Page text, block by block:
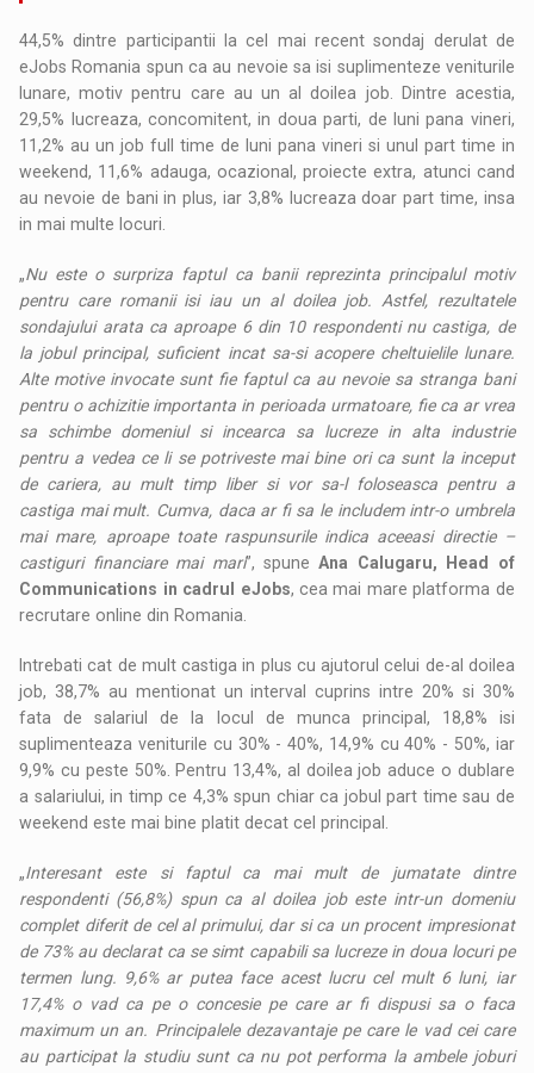
44,5% dintre participantii la cel mai recent sondaj derulat de
eJobs Romania spun ca au nevoie sa isi suplimenteze veniturile
lunare, motiv pentru care au un al doilea job. Dintre acestia,
29,5% lucreaza, concomitent, in doua parti, de luni pana vineri,
11,2% au un job full time de luni pana vineri si unul part time in
weekend, 11,6% adauga, ocazional, proiecte extra, atunci cand
au nevoie de bani in plus, iar 3,8% lucreaza doar part time, insa
in mai multe locuri.
„Nu este o surpriza faptul ca banii reprezinta principalul motiv
pentru care romanii isi iau un al doilea job. Astfel, rezultatele
sondajului arata ca aproape 6 din 10 respondenti nu castiga, de
la jobul principal, suficient incat sa-si acopere cheltuielile lunare.
Alte motive invocate sunt fie faptul ca au nevoie sa stranga bani
pentru o achizitie importanta in perioada urmatoare, fie ca ar vrea
sa schimbe domeniul si incearca sa lucreze in alta industrie
pentru a vedea ce li se potriveste mai bine ori ca sunt la inceput
de cariera, au mult timp liber si vor sa-l foloseasca pentru a
castiga mai mult. Cumva, daca ar fi sa le includem intr-o umbrela
mai mare, aproape toate raspunsurile indica aceeasi directie –
castiguri financiare mai mari”, spuneAna Calugaru, Head of
Communications in cadrul eJobs, cea mai mare platforma de
recrutare online din Romania.
Intrebati cat de mult castiga in plus cu ajutorul celui de-al doilea
job, 38,7% au mentionat un interval cuprins intre 20% si 30%
fata de salariul de la locul de munca principal, 18,8% isi
suplimenteaza veniturile cu 30% - 40%, 14,9% cu 40% - 50%, iar
9,9% cu peste 50%. Pentru 13,4%, al doilea job aduce o dublare
a salariului, in timp ce 4,3% spun chiar ca jobul part time sau de
weekend este mai bine platit decat cel principal.
„Interesant este si faptul ca mai mult de jumatate dintre
respondenti (56,8%) spun ca al doilea job este intr-un domeniu
complet diferit de cel al primului, dar si ca un procent impresionat
de 73% au declarat ca se simt capabili sa lucreze in doua locuri pe
termen lung. 9,6% ar putea face acest lucru cel mult 6 luni, iar
17,4% o vad ca pe o concesie pe care ar fi dispusi sa o faca
maximum un an. Principalele dezavantaje pe care le vad cei care
au participat la studiu sunt ca nu pot performa la ambele joburi